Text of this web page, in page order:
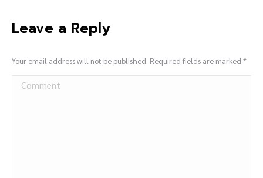
Leave a Reply
Your email address will not be published. Required fields are marked *
Comment